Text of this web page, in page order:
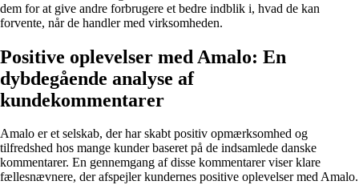
dem for at give andre forbrugere et bedre indblik i, hvad de kan
forvente, når de handler med virksomheden.
Positive oplevelser med Amalo: En
dybdegående analyse af
kundekommentarer
Amalo er et selskab, der har skabt positiv opmærksomhed og
tilfredshed hos mange kunder baseret på de indsamlede danske
kommentarer. En gennemgang af disse kommentarer viser klare
fællesnævnere, der afspejler kundernes positive oplevelser med Amalo.